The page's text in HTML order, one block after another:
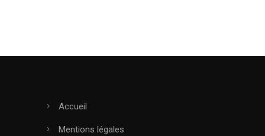
Accueil
Mentions légales